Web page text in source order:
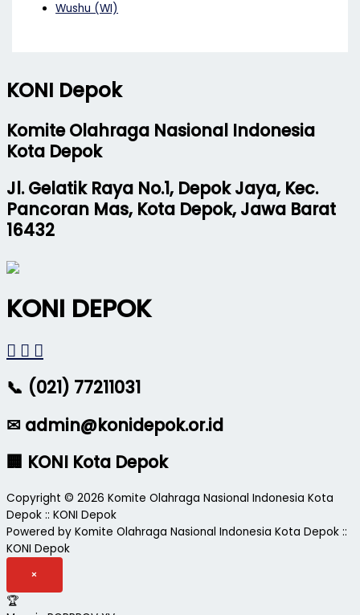
Wushu (WI)
KONI Depok
Komite Olahraga Nasional Indonesia
Kota Depok
Jl. Gelatik Raya No.1, Depok Jaya, Kec.
Pancoran Mas, Kota Depok, Jawa Barat
16432
KONI DEPOK
📞 (021) 77211031
✉ admin@konidepok.or.id
🏢 KONI Kota Depok
Copyright © 2026 Komite Olahraga Nasional Indonesia Kota
Depok :: KONI Depok
Powered by Komite Olahraga Nasional Indonesia Kota Depok ::
KONI Depok
×
🏆